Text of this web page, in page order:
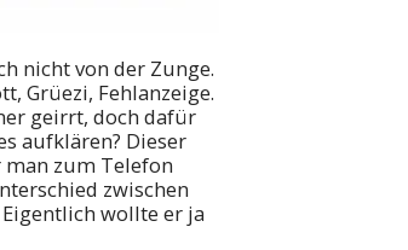
nicht von der Zunge.
Grüezi, Fehlanzeige.
geirrt, doch dafür
aufklären? Dieser
zum Telefon
zwischen
wollte er ja